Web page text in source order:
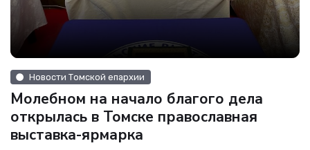
Новости Томской епархии
Молебном на начало благого дела
открылась в Томске православная
выставка-ярмарка